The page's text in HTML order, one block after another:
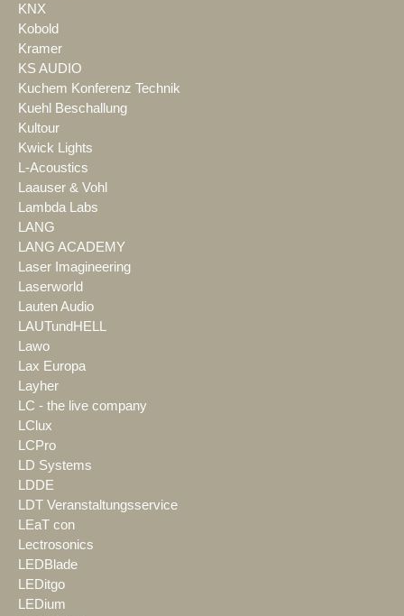
KNX
Kobold
Kramer
KS AUDIO
Kuchem Konferenz Technik
Kuehl Beschallung
Kultour
Kwick Lights
L-Acoustics
Laauser & Vohl
Lambda Labs
LANG
LANG ACADEMY
Laser Imagineering
Laserworld
Lauten Audio
LAUTundHELL
Lawo
Lax Europa
Layher
LC - the live company
LClux
LCPro
LD Systems
LDDE
LDT Veranstaltungsservice
LEaT con
Lectrosonics
LEDBlade
LEDitgo
LEDium